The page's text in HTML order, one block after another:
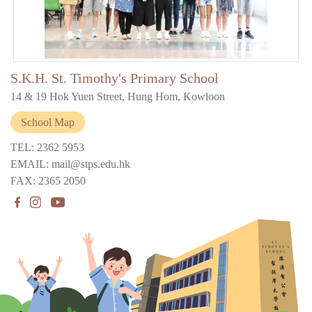
S.K.H. St. Timothy's Primary School
14 & 19 Hok Yuen Street, Hung Hom, Kowloon
School Map
TEL: 2362 5953
EMAIL: mail@stps.edu.hk
FAX: 2365 2050